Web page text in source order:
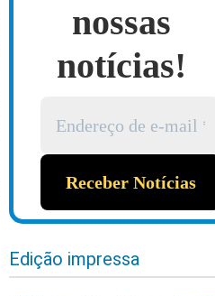
nossas
notícias!
Edição impressa